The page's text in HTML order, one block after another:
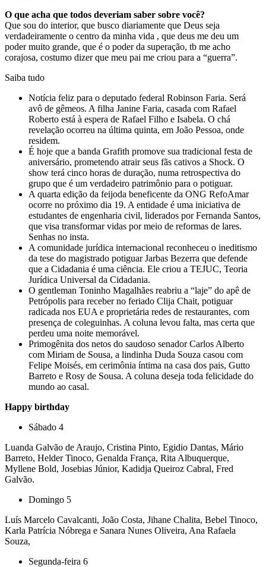
O que acha que todos deveriam saber sobre você?
Que sou do interior, que busco diariamente que Deus seja
verdadeiramente o centro da minha vida , que deus me deu um
poder muito grande, que é o poder da superação, tb me acho
corajosa, costumo dizer que meu pai me criou para a “guerra”.
Saiba tudo
Notícia feliz para o deputado federal Robinson Faria. Será
avô de gêmeos. A filha Janine Faria, casada com Rafael
Roberto está à espera de Rafael Filho e Isabela. O chá
revelação ocorreu na última quinta, em João Pessoa, onde
residem.
É hoje que a banda Grafith promove sua tradicional festa de
aniversário, prometendo atrair seus fãs cativos a Shock. O
show terá cinco horas de duração, numa retrospectiva do
grupo que é um verdadeiro patrimônio para o potiguar.
A quarta edição da feijoda beneficente da ONG RefoAmar
ocorre no próximo dia 19. A entidade é uma iniciativa de
estudantes de engenharia civil, liderados por Fernanda Santos,
que visa transformar vidas por meio de reformas de lares.
Senhas no insta.
A comunidade jurídica internacional reconheceu o ineditismo
da tese do magistrado potiguar Jarbas Bezerra que defende
que a Cidadania é uma ciência. Ele criou a TEJUC, Teoria
Jurídica Universal da Cidadania.
O gentleman Toninho Magalhães reabriu a “laje” do apê de
Petrópolis para receber no feriado Clija Chait, potiguar
radicada nos EUA e proprietária redes de restaurantes, com
presença de coleguinhas. A coluna levou falta, mas certa que
perdeu uma noite memorável.
Primogênita dos netos do saudoso senador Carlos Alberto
com Miriam de Sousa, a lindinha Duda Souza casou com
Felipe Moisés, em cerimônia íntima na casa dos pais, Gutto
Barreto e Rosy de Sousa. A coluna deseja toda felicidade do
mundo ao casal.
Happy birthday
Sábado 4
Luanda Galvão de Araujo, Cristina Pinto, Egidio Dantas, Mário
Barreto, Helder Tinoco, Genalda França, Rita Albuquerque,
Myllene Bold, Josebias Júnior, Kadidja Queiroz Cabral, Fred
Galvão.
Domingo 5
Luís Marcelo Cavalcanti, João Costa, Jihane Chalita, Bebel Tinoco,
Karla Patrícia Nóbrega e Sanara Nunes Oliveira, Ana Rafaela
Souza,
Segunda-feira 6